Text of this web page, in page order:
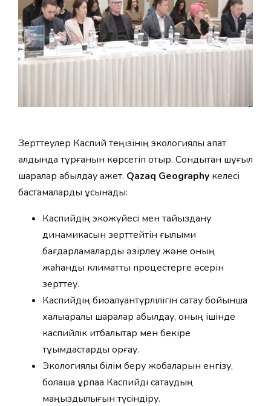
Зерттеулер Каспий теңізінің экологиялық апат
алдында тұрғанын көрсетіп отыр. Сондықтан шұғыл
шаралар қабылдау қажет. Qazaq Geography келесі
бастамаларды ұсынады:
Каспийдің экожүйесі мен тайыздану
динамикасын зерттейтін ғылыми
бағдарламаларды әзірлеу және оның
жаһандық климаттық процестерге әсерін
зерттеу.
Каспийдің биоалуантүрлілігін сақтау бойынша
халықаралық шаралар қабылдау, оның ішінде
каспийлік итбалықтар мен бекіре
тұқымдастарды қорғау.
Экологиялық білім беру жобаларын енгізу,
болашақ ұрпаққа Каспийді сақтаудың
маңыздылығын түсіндіру.